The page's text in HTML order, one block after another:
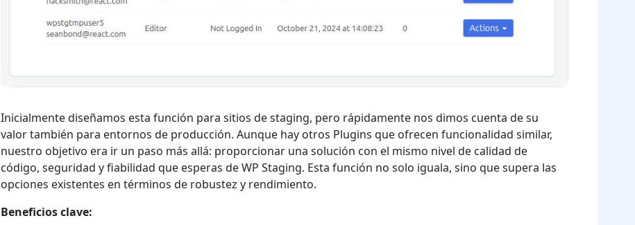
Inicialmente diseñamos esta función para sitios de staging, pero rápidamente nos dimos cuenta de su
valor también para entornos de producción. Aunque hay otros Plugins que ofrecen funcionalidad similar,
nuestro objetivo era ir un paso más allá: proporcionar una solución con el mismo nivel de calidad de
código, seguridad y fiabilidad que esperas de WP Staging. Esta función no solo iguala, sino que supera las
opciones existentes en términos de robustez y rendimiento.
Beneficios clave: